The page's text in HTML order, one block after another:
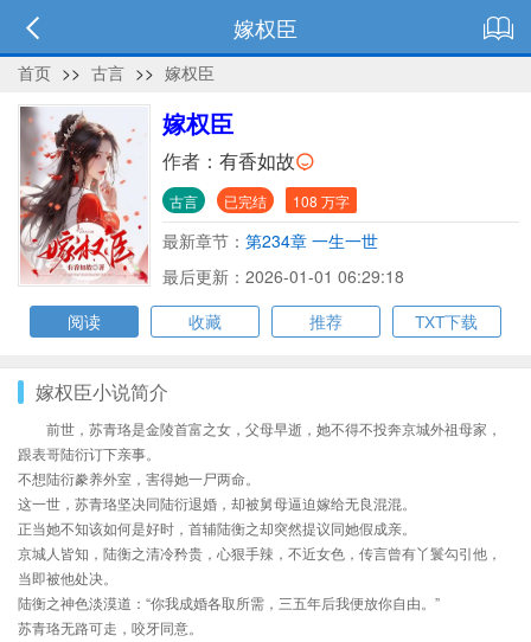
嫁权臣
首页 >> 古言 >> 嫁权臣
嫁权臣
作者： 有香如故
古言 已完结 108 万字
最新章节： 第234章 一生一世
最后更新：2026-01-01 06:29:18
阅读
收藏 推荐 TXT下载
嫁权臣小说简介
前世，苏青珞是金陵首富之女，父母早逝，她不得不投奔京城外祖母家，
跟表哥陆衍订下亲事。
不想陆衍豢养外室，害得她一尸两命。
这一世，苏青珞坚决同陆衍退婚，却被舅母逼迫嫁给无良混混。
正当她不知该如何是好时，首辅陆衡之却突然提议同她假成亲。
京城人皆知，陆衡之清冷矜贵，心狠手辣，不近女色，传言曾有丫鬟勾引他，
当即被他处决。
陆衡之神色淡漠道：“你我成婚各取所需，三五年后我便放你自由。”
苏青珞无路可走，咬牙同意。